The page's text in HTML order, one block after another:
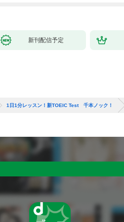
新刊配信予定
1日1分レッスン！新TOEIC Test 千本ノック！